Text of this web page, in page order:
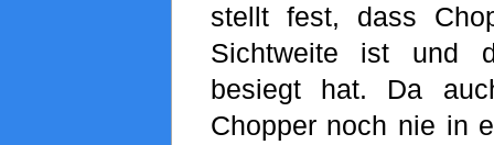
stellt fest, dass
Sichtweite ist und
besiegt hat. Da
Chopper noch nie in